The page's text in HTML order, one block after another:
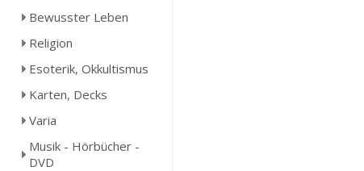
Bewusster Leben
Religion
Esoterik, Okkultismus
Karten, Decks
Varia
Musik - Hörbücher -
DVD